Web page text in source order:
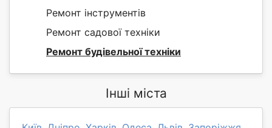
Ремонт інструментів
Ремонт садової техніки
Ремонт будівельної техніки
Інші міста